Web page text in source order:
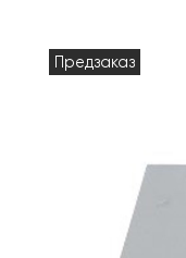
Предзаказ